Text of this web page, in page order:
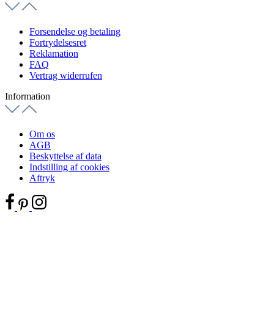
Forsendelse og betaling
Fortrydelsesret
Reklamation
FAQ
Vertrag widerrufen
Information
Om os
AGB
Beskyttelse af data
Indstilling af cookies
Aftryk